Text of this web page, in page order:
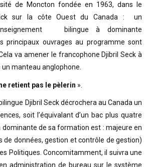
de Moncton fondée en 1963, dans le
sur la côte Ouest du Canada : un
bilingue à dominante
principaux ouvrages au programme sont
va amener le francophone Djibril Seck à
manteau anglophone.
retient pas le pèlerin ».
Djibril Seck décrochera au Canada un
soit l’équivalant d’un bac plus quatre
dominante de sa formation est : majeure en
de données, gestion et contrôle de gestion)
Politiques. Concomitamment, il suivra une
administration de bureau sur le système